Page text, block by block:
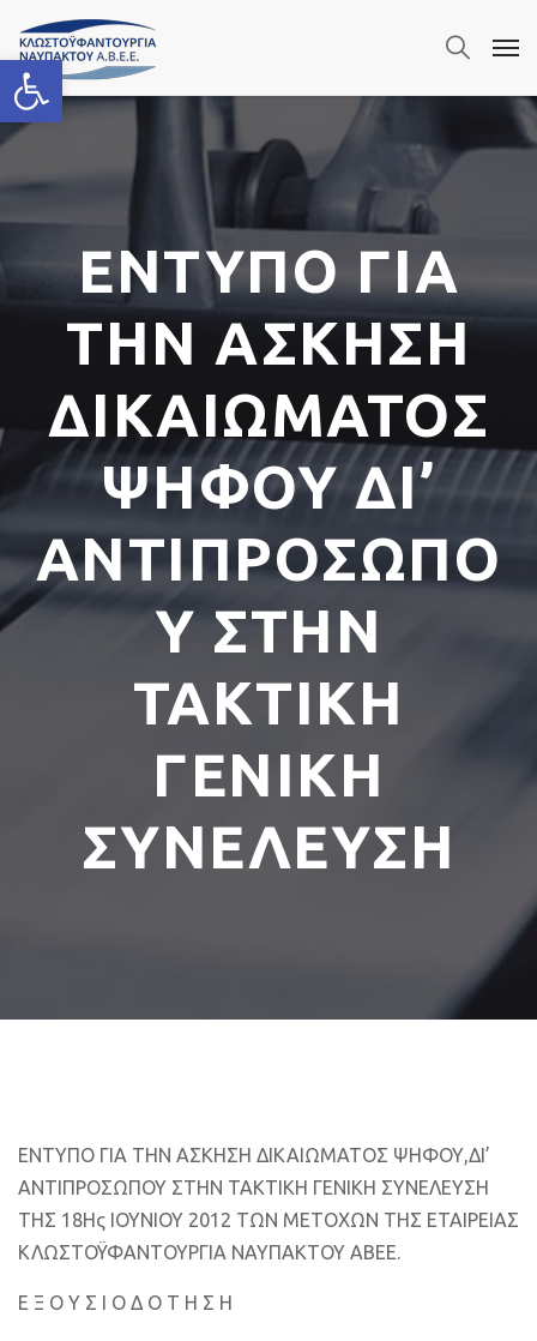
Ανοίξτε τη γραμμή εργαλείων
ΕΝΤΥΠΟ ΓΙΑ
ΤΗΝ ΑΣΚΗΣΗ
ΔΙΚΑΙΩΜΑΤΟΣ
ΨΗΦΟΥ ΔΙ’
ΑΝΤΙΠΡΟΣΩΠΟ
Υ ΣΤΗΝ
ΤΑΚΤΙΚΗ
ΓΕΝΙΚΗ
ΣΥΝΕΛΕΥΣΗ
ΕΝΤΥΠΟ ΓΙΑ ΤΗΝ ΑΣΚΗΣΗ ΔΙΚΑΙΩΜΑΤΟΣ ΨΗΦΟΥ,ΔΙ’
ΑΝΤΙΠΡΟΣΩΠΟΥ ΣΤΗΝ ΤΑΚΤΙΚΗ ΓΕΝΙΚΗ ΣΥΝΕΛΕΥΣΗ
ΤΗΣ 18Ης IOYNIOY 2012 ΤΩΝ ΜΕΤΟΧΩΝ ΤΗΣ ΕΤΑΙΡΕΙΑΣ
ΚΛΩΣΤΟΫΦΑΝΤΟΥΡΓΙΑ ΝΑΥΠΑΚΤΟΥ ΑΒΕΕ.
Ε Ξ Ο Υ Σ Ι Ο Δ Ο T Η Σ Η